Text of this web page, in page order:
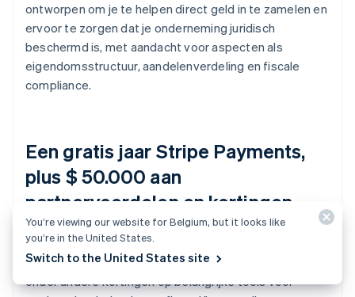
ontworpen om je te helpen direct geld in te zamelen en
ervoor te zorgen dat je onderneming juridisch
beschermd is, met aandacht voor aspecten als
eigendomsstructuur, aandelenverdeling en fiscale
compliance.
Een gratis jaar Stripe Payments,
plus $ 50.000 aan
partnervoordelen en kortingen
Atlas werkt samen met
exclusieve kortingen en tegoeden te geven. Dit zijn
onder andere kortingen op belangrijke tools voor
You’re viewing our website for Belgium, but it looks like
you’re in the United States.
Switch to the United States site